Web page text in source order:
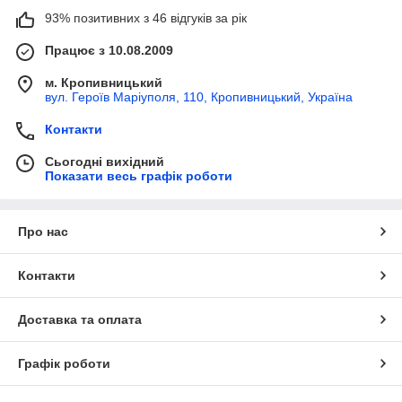
93% позитивних з 46 відгуків за рік
Працює з 10.08.2009
м. Кропивницький
вул. Героїв Маріуполя, 110, Кропивницький, Україна
Контакти
Сьогодні вихідний
Показати весь графік роботи
Про нас
Контакти
Доставка та оплата
Графік роботи